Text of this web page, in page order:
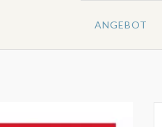
ANGEBOT